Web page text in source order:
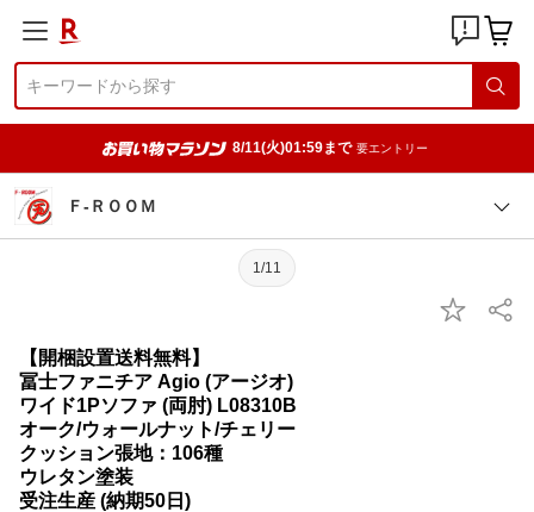
8/11(火)01:59まで 要エントリー
Ｆ-ＲＯＯＭ
1/11
【開梱設置送料無料】
冨士ファニチア Agio (アージオ)
ワイド1Pソファ (両肘) L08310B
オーク/ウォールナット/チェリー
クッション張地：106種
ウレタン塗装
受注生産 (納期50日)